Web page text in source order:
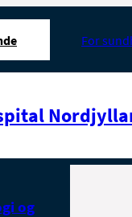
For
og